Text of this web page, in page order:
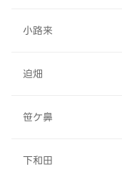
小路来
迫畑
笹ケ鼻
下和田